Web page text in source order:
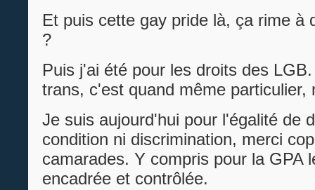
Et puis cette gay pride là, ça rime à
?
Puis j'ai été pour les droits des
trans, c'est quand même particulier,
Je suis aujourd'hui pour l'égalité de
condition ni discrimination, merci
camarades. Y compris pour la GPA
encadrée et contrôlée.